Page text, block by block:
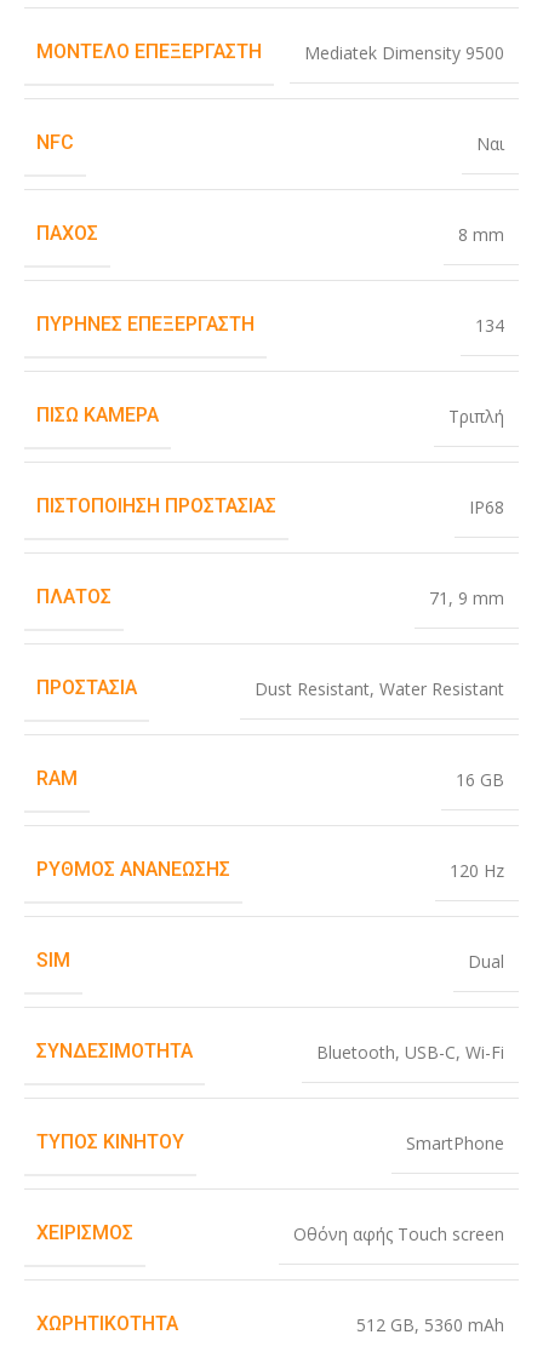
ΜΟΝΤΈΛΟ ΕΠΕΞΕΡΓΑΣΤΉ Mediatek Dimensity 9500
NFC Ναι
ΠΆΧΟΣ 8 mm
ΠΥΡΉΝΕΣ ΕΠΕΞΕΡΓΑΣΤΉ 134
ΠΊΣΩ ΚΆΜΕΡΑ Τριπλή
ΠΙΣΤΟΠΟΊΗΣΗ ΠΡΟΣΤΑΣΊΑΣ IP68
ΠΛΆΤΟΣ 71 , 9 mm
ΠΡΟΣΤΑΣΊΑ Dust Resistant, Water Resistant
RAM 16 GB
ΡΥΘΜΌΣ ΑΝΑΝΈΩΣΗΣ 120 Hz
SIM Dual
ΣΥΝΔΕΣΙΜΌΤΗΤΑ Bluetooth, USB-C, Wi-Fi
ΤΎΠΟΣ ΚΙΝΗΤΟΎ SmartPhone
ΧΕΙΡΙΣΜΌΣ Οθόνη αφής Touch screen
ΧΩΡΗΤΙΚΌΤΗΤΑ 512 GB, 5360 mAh